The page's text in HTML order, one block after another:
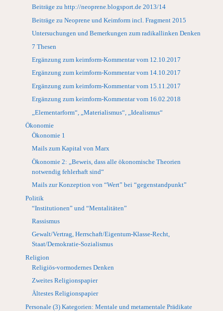
Beiträge zu http://neoprene.blogsport.de 2013/14
Beiträge zu Neoprene und Keimform incl. Fragment 2015
Untersuchungen und Bemerkungen zum radikallinken Denken
7 Thesen
Ergänzung zum keimform-Kommentar vom 12.10.2017
Ergänzung zum keimform-Kommentar vom 14.10.2017
Ergänzung zum keimform-Kommentar vom 15.11.2017
Ergänzung zum keimform-Kommentar vom 16.02.2018
„Elementarform“, „Materialismus“, „Idealismus“
Ökonomie
Ökonomie 1
Mails zum Kapital von Marx
Ökonomie 2: „Beweis, dass alle ökonomische Theorien
notwendig fehlerhaft sind“
Mails zur Konzeption von “Wert” bei “gegenstandpunkt”
Politik
“Institutionen” und “Mentalitäten”
Rassismus
Gewalt/Vertrag, Herrschaft/Eigentum-Klasse-Recht,
Staat/Demokratie-Sozialismus
Religion
Religiös-vormodernes Denken
Zweites Religionspapier
Ältestes Religionspapier
Personale (3) Kategorien: Mentale und metamentale Prädikate